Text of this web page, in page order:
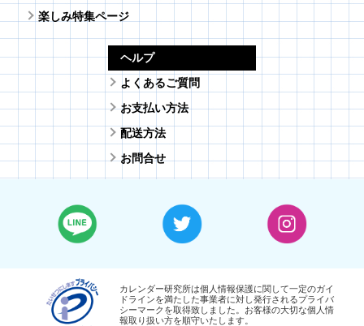
楽しみ特集ページ
ヘルプ
よくあるご質問
お支払い方法
配送方法
お問合せ
カレンダー研究所は個人情報保護に関して一定のガイ
ドラインを満たした事業者に対し発行されるプライバ
シーマークを取得致しました。お客様の大切な個人情
報取り扱い方を順守いたします。